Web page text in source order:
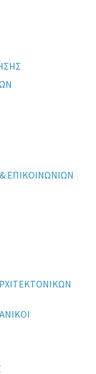
ΕΠΙΚΟΙΝΩΝΙΩΝ